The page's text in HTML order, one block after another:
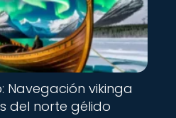
Navegación vikinga
del norte gélido